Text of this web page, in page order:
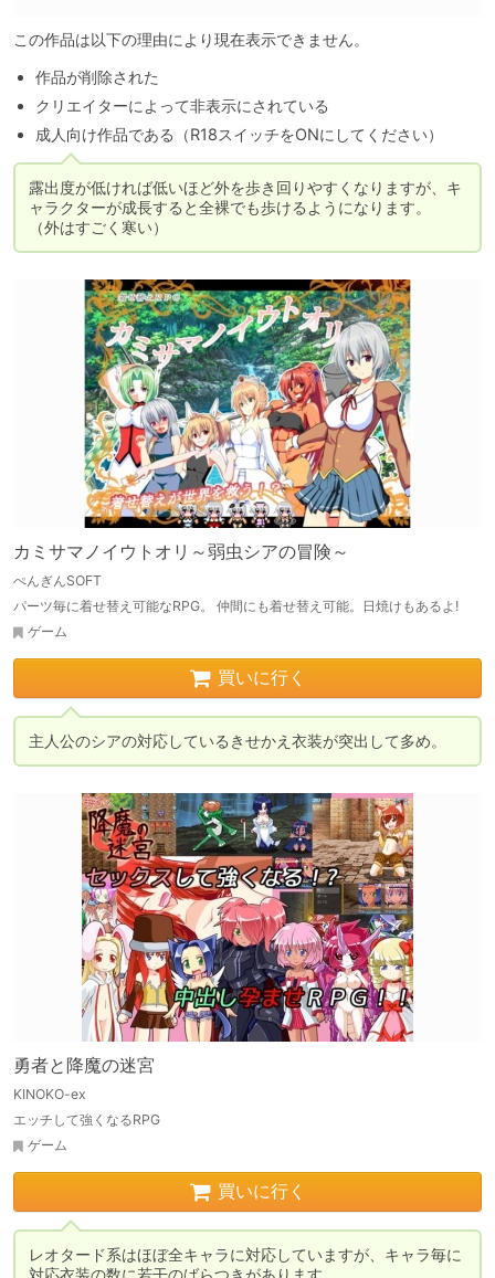
この作品は以下の理由により現在表示できません。
作品が削除された
クリエイターによって非表示にされている
成人向け作品である（R18スイッチをONにしてください）
露出度が低ければ低いほど外を歩き回りやすくなりますが、キ
ャラクターが成長すると全裸でも歩けるようになります。
（外はすごく寒い）
カミサマノイウトオリ～弱虫シアの冒険～
ぺんぎんSOFT
パーツ毎に着せ替え可能なRPG。 仲間にも着せ替え可能。日焼けもあるよ!
ゲーム
買いに行く
主人公のシアの対応しているきせかえ衣装が突出して多め。
勇者と降魔の迷宮
KINOKO-ex
エッチして強くなるRPG
ゲーム
買いに行く
レオタード系はほぼ全キャラに対応していますが、キャラ毎に